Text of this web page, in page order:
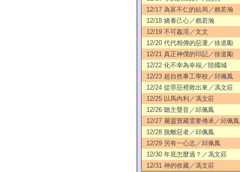
12/17 為富不仁的結局／賴若瀚
12/18 嬌養己心／賴若瀚
12/19 不可姦淫／文文
12/20 代代相傳的惡運／徐道勵
12/21 真正神僕的印記／徐道勵
12/22 化不幸為幸福／陸國城
12/23 超自然事工學校／邱佩鳳
12/24 從罪惡裡救出來／馮文莊
12/25 以馬內利／馮文莊
12/26 聽主聲音／邱佩鳳
12/27 屬靈寶藏需要傳承／邱佩鳳
12/28 脫離惡者／邱佩鳳
12/29 另有一心志／邱佩鳳
12/30 年底怎麼過？／馮文莊
12/31 神的收藏／馮文莊